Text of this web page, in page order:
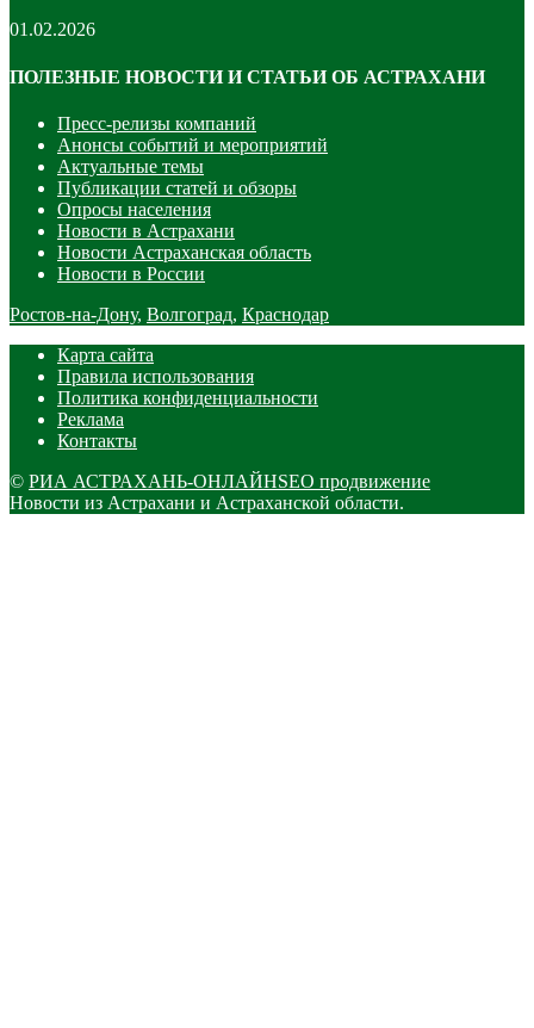
01.02.2026
ПОЛЕЗНЫЕ НОВОСТИ И СТАТЬИ ОБ АСТРАХАНИ
Пресс-релизы компаний
Анонсы событий и мероприятий
Актуальные темы
Публикации статей и обзоры
Опросы населения
Новости в Астрахани
Новости Астраханская область
Новости в России
Ростов-на-Дону, Волгоград, Краснодар
Карта сайта
Правила использования
Политика конфиденциальности
Реклама
Контакты
© РИА АСТРАХАНЬ-ОНЛАЙНSEO продвижение
Новости из Астрахани и Астраханской области.